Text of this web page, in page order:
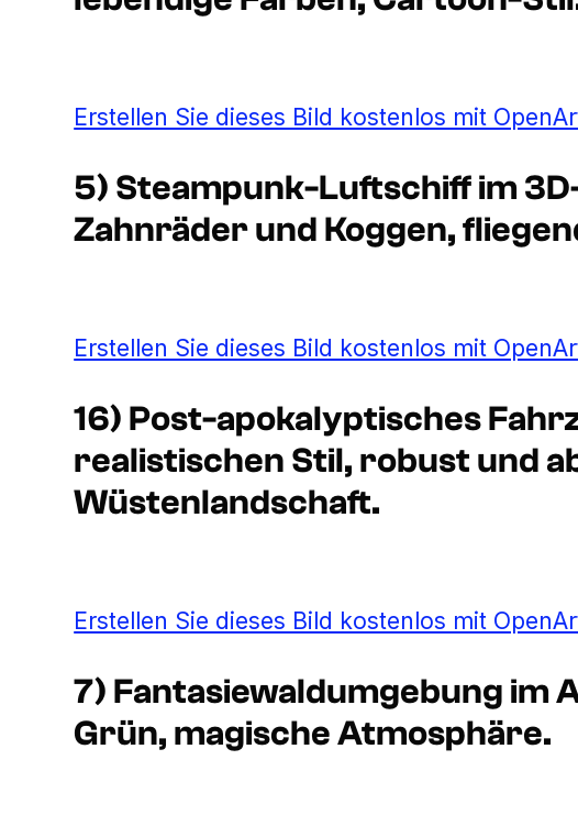
Erstellen Sie dieses Bild kostenlos mit
5) Steampunk-Luftschiff im
Zahnräder und Koggen,
Erstellen Sie dieses Bild kostenlos mit
16) Post-apokalyptisches
realistischen Stil, robust und
Wüstenlandschaft.
Erstellen Sie dieses Bild kostenlos mit
7) Fantasiewaldumgebung im
Grün, magische Atmosphäre.